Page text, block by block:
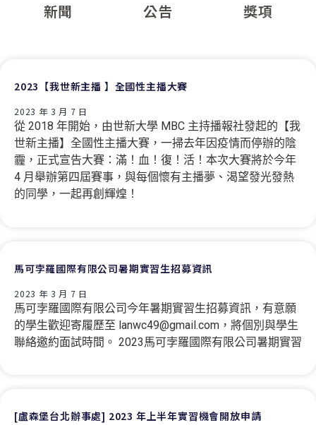
新聞 公告 獎項
2023【我世新主播 】全國性主播大賽
2023 年 3 月 7 日
從 2018 年開始，由世新大學 MBC 主持播報社發起的【我
世新主播】全國性主播大賽，一掃去年因疫情而停辦的陰
霾，正式宣告大賽：滿！血！復！活！本次大賽將於今年
4 月舉辦第四屆賽事，與每個懷有主播夢、渴望發光發熱
的同學，一起再創輝煌！
馬可孛羅國際有限公司暑期實習生招募資訊
2023 年 3 月 7 日
馬可孛羅國際有限公司今年暑期實習生招募資訊，有意願
的學生歡迎寄履歷至 lanwc49@gmail.com，將個別與學生
聯絡邀約面試時間。 2023馬可孛羅國際有限公司暑期實習
[盧森堡台北辦事處] 2023 年上半年實習機會開放申請